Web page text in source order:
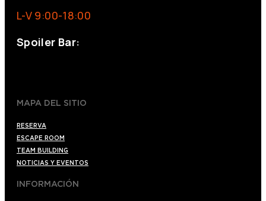
L-V 9:00-18:00
Spoiler Bar:
MAPA DEL SITIO
RESERVA
ESCAPE ROOM
TEAM BUILDING
NOTICIAS Y EVENTOS
INFORMACIÓN